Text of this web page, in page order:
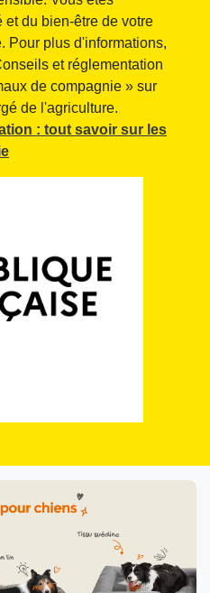
du bien-être de votre
Pour plus d'informations,
et réglementation
de compagnie » sur
de l'agriculture.
: tout savoir sur les